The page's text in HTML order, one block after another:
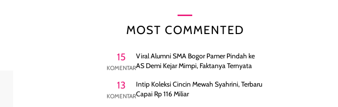
MOST COMMENTED
15
KOMENTAR
Viral Alumni SMA Bogor Pamer Pindah ke
AS Demi Kejar Mimpi, Faktanya Ternyata
13
KOMENTAR
Intip Koleksi Cincin Mewah Syahrini, Terbaru
Capai Rp 116 Miliar